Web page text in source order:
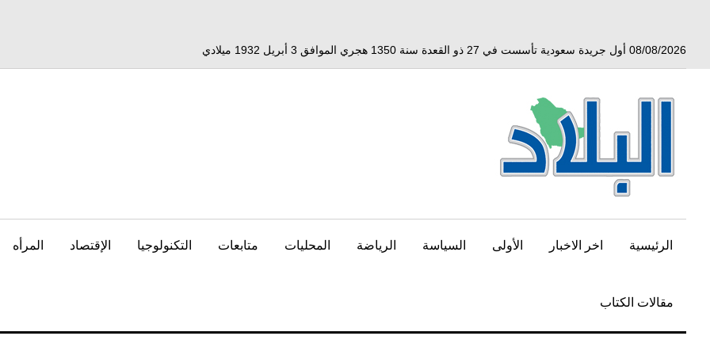
08/08/2026 أول جريدة سعودية تأسست في 27 ذو القعدة سنة 1350 هجري الموافق 3 أبريل 1932 ميلادي
الرئيسية اخر الاخبار الأولى السياسة الرياضة المحليات متابعات التكنولوجيا الإقتصاد المرأه
مقالات الكتاب